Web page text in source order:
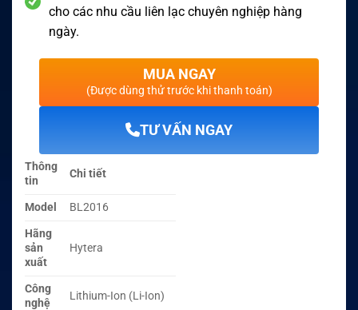
cho các nhu cầu liên lạc chuyên nghiệp hàng
ngày.
MUA NGAY
(Được dùng thử trước khi thanh toán)
TƯ VẤN NGAY
Thông
tin
Chi tiết
Model
BL2016
Hãng
sản
xuất
Hytera
Công
nghệ
Lithium-Ion (Li-Ion)